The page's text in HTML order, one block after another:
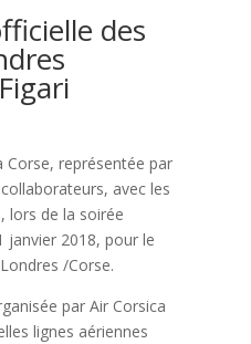
des
Corse, représentée par
avec les
lors de la soirée
janvier 2018, pour le
/Corse.
par Air Corsica
lignes aériennes